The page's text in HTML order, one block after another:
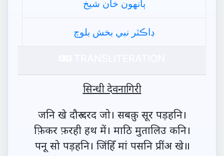
ٻانهون خان شيخ
ڊاڪٽر نبي بخش بلوچ
सिन्धी देवनागिरी
जनि खे दौरु दरद जो। सबक़ु सूर पड़हनि।
फ़िकर फ़रही हथ में। माठि मुतालिउ कनि।
पनू सो पड़हनि। जिंहिँ मां पसनि प्रींअ खे॥